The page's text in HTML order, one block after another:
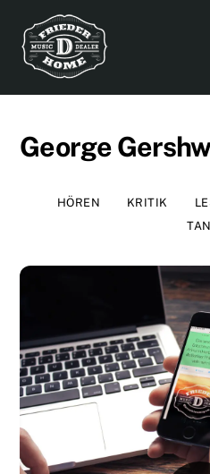
content
George
HÖREN KRITIK